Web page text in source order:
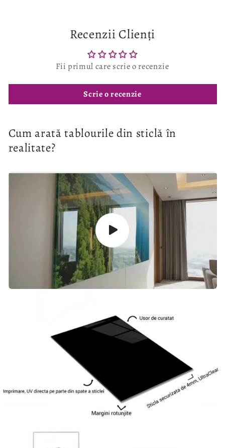
Recenzii Clienți
Fii primul care scrie o recenzie
Scrie o recenzie
Cum arată tablourile din sticlă în
realitate?